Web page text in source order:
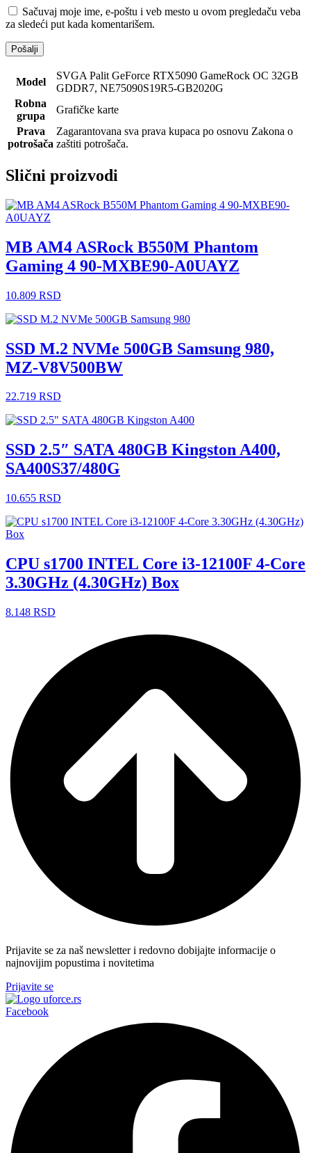
Sačuvaj moje ime, e-poštu i veb mesto u ovom pregledaču veba
za sledeći put kada komentarišem.
Model
SVGA Palit GeForce RTX5090 GameRock OC 32GB
GDDR7, NE75090S19R5-GB2020G
Robna
grupa
Grafičke karte
Prava
potrošača
Zagarantovana sva prava kupaca po osnovu Zakona o
zaštiti potrošača.
Slični proizvodi
MB AM4 ASRock B550M Phantom
Gaming 4 90-MXBE90-A0UAYZ
10.809 RSD
SSD M.2 NVMe 500GB Samsung 980,
MZ-V8V500BW
22.719 RSD
SSD 2.5″ SATA 480GB Kingston A400,
SA400S37/480G
10.655 RSD
CPU s1700 INTEL Core i3-12100F 4-Core
3.30GHz (4.30GHz) Box
8.148 RSD
Prijavite se za naš newsletter i redovno dobijajte informacije o
najnovijim popustima i novitetima
Prijavite se
Facebook